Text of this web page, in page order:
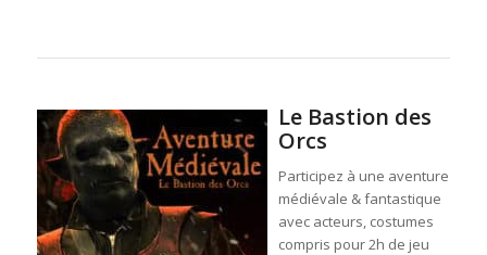
Le Bastion des
Orcs
Participez à une aventure
médiévale & fantastique
avec acteurs, costumes
compris pour 2h de jeu